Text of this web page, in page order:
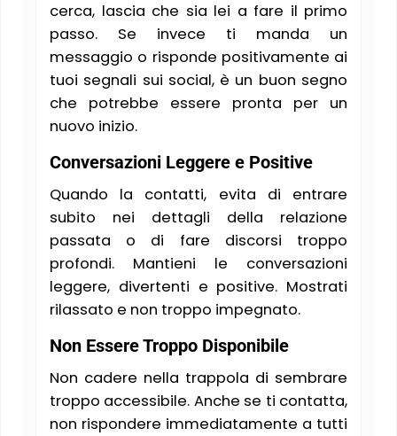
cerca, lascia che sia lei a fare il primo
passo. Se invece ti manda un
messaggio o risponde positivamente ai
tuoi segnali sui social, è un buon segno
che potrebbe essere pronta per un
nuovo inizio.
Conversazioni Leggere e Positive
Quando la contatti, evita di entrare
subito nei dettagli della relazione
passata o di fare discorsi troppo
profondi. Mantieni le conversazioni
leggere, divertenti e positive. Mostrati
rilassato e non troppo impegnato.
Non Essere Troppo Disponibile
Non cadere nella trappola di sembrare
troppo accessibile. Anche se ti contatta,
non rispondere immediatamente a tutti